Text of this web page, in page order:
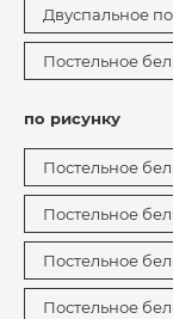
Двуспальное
Постельное
по рисунку
Постельное
Постельное
Постельное
Постельное